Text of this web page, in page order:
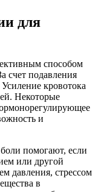
для
способом
счет подавления
кровотока
Некоторые
и
помогают, если
или другой
давления, стрессом
в